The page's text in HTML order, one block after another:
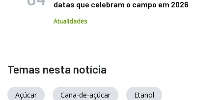
datas que celebram o campo em 2026
Atualidades
Temas nesta notícia
Açúcar Cana-de-açúcar Etanol